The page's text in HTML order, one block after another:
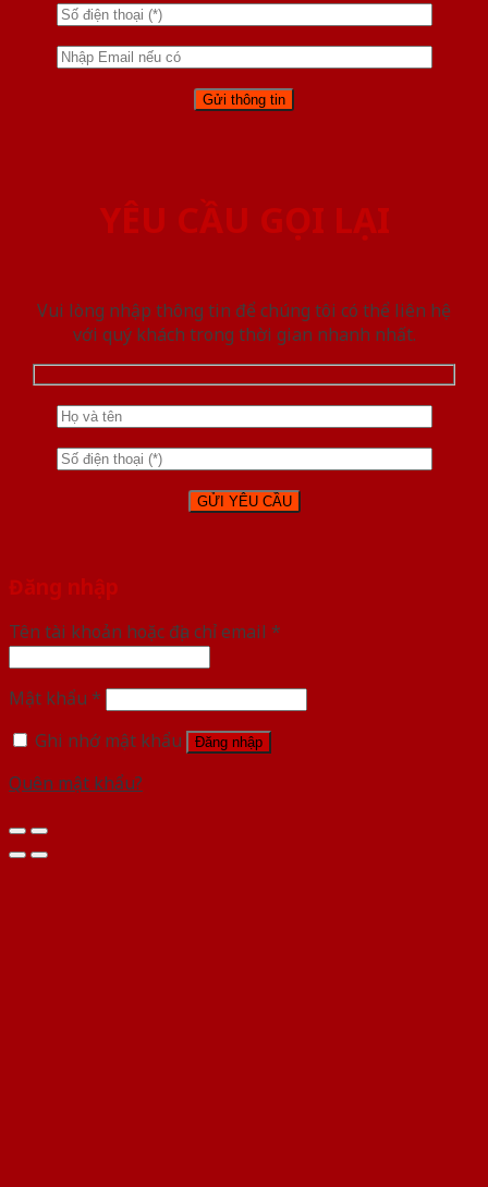
YÊU CẦU GỌI LẠI
Vui lòng nhập thông tin để chúng tôi có thể liên hệ
với quý khách trong thời gian nhanh nhất.
Đăng nhập
Tên tài khoản hoặc địa chỉ email *
Mật khẩu *
Ghi nhớ mật khẩu
Đăng nhập
Quên mật khẩu?